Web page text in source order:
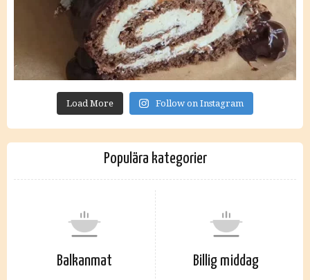
Load More Follow on Instagram
Populära kategorier
Balkanmat Billig middag